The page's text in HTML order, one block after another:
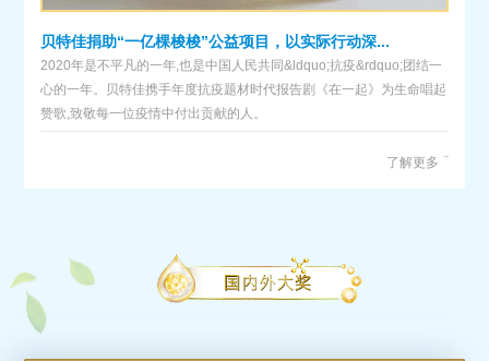
贝特佳捐助“一亿棵梭梭”公益项目，以实际行动深...
2020年是不平凡的一年,也是中国人民共同&ldquo;抗疫&rdquo;团结一
心的一年。贝特佳携手年度抗疫题材时代报告剧《在一起》为生命唱起
赞歌,致敬每一位疫情中付出贡献的人。
了解更多